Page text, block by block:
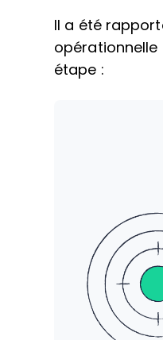
Il a été
opérationnelle
étape :